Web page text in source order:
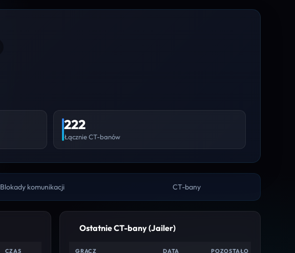
222
Łącznie CT-banów
Blokady komunikacji CT-bany
CZAS
Ostatnie CT-bany (Jailer)
GRACZ DATA POZOSTAŁO